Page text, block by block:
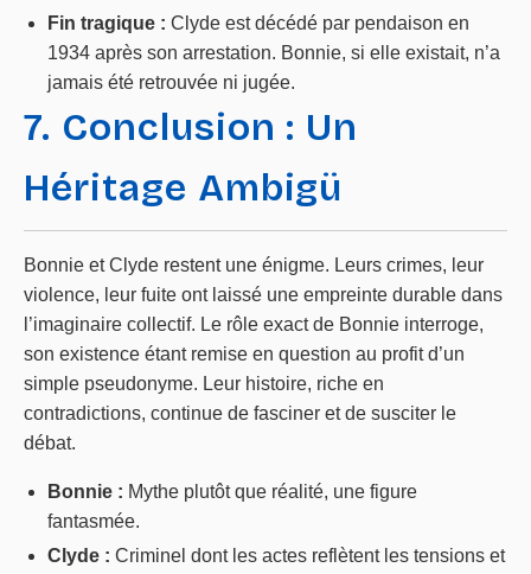
Fin tragique : Clyde est décédé par pendaison en
1934 après son arrestation. Bonnie, si elle existait, n’a
jamais été retrouvée ni jugée.
7. Conclusion : Un
Héritage Ambigü
Bonnie et Clyde restent une énigme. Leurs crimes, leur
violence, leur fuite ont laissé une empreinte durable dans
l’imaginaire collectif. Le rôle exact de Bonnie interroge,
son existence étant remise en question au profit d’un
simple pseudonyme. Leur histoire, riche en
contradictions, continue de fasciner et de susciter le
débat.
Bonnie : Mythe plutôt que réalité, une figure
fantasmée.
Clyde : Criminel dont les actes reflètent les tensions et